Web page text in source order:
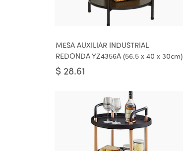
MESA AUXILIAR INDUSTRIAL
REDONDA YZ4356A (56.5 x 40 x 30cm)
$ 28.61